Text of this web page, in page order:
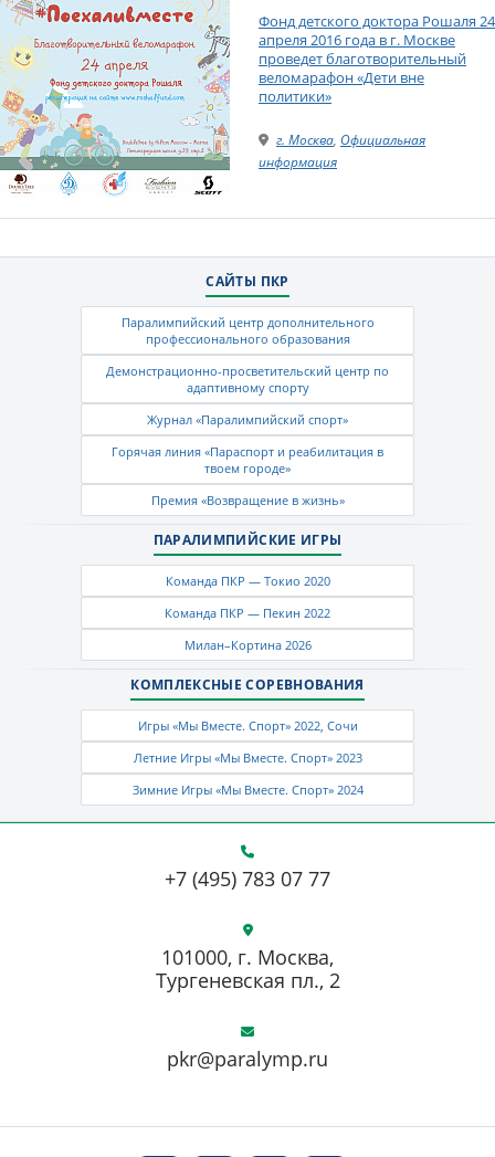
Фонд детского доктора Рошаля 24
апреля 2016 года в г. Москве
проведет благотворительный
веломарафон «Дети вне
политики»
г. Москва, Официальная
информация
САЙТЫ ПКР
Паралимпийский центр дополнительного
профессионального образования
Демонстрационно-просветительский центр по
адаптивному спорту
Журнал «Паралимпийский спорт»
Горячая линия «Параспорт и реабилитация в
твоем городе»
Премия «Возвращение в жизнь»
ПАРАЛИМПИЙСКИЕ ИГРЫ
Команда ПКР — Токио 2020
Команда ПКР — Пекин 2022
Милан–Кортина 2026
КОМПЛЕКСНЫЕ СОРЕВНОВАНИЯ
Игры «Мы Вместе. Спорт» 2022, Сочи
Летние Игры «Мы Вместе. Спорт» 2023
Зимние Игры «Мы Вместе. Спорт» 2024
+7 (495) 783 07 77
pkr@paralymp.ru
101000, г. Москва,
Тургеневская пл., 2